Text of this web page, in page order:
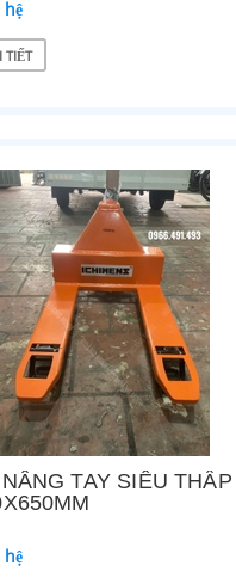
hệ
TIẾT
TAY SIÊU THẤP
hệ